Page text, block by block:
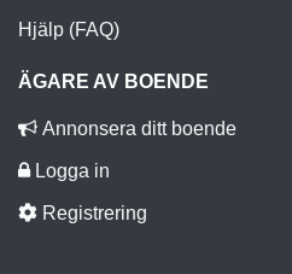
Hjälp (FAQ)
ÄGARE AV BOENDE
Annonsera ditt boende
Logga in
Registrering